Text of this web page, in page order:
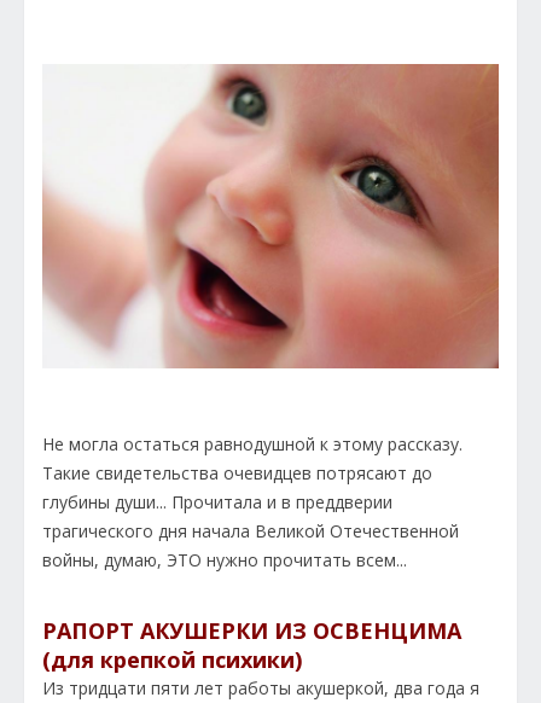
Не могла остаться равнодушной к этому рассказу.
Такие свидетельства очевидцев потрясают до
глубины души... Прочитала и в преддверии
трагического дня начала Великой Отечественной
войны, думаю, ЭТО нужно прочитать всем...
РАПОРТ АКУШЕРКИ ИЗ ОСВЕНЦИМА
(для крепкой психики)
Из тридцати пяти лет работы акушеркой, два года я